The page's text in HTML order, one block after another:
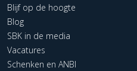
Blijf op de hoogte
Blog
SBK in de media
Vacatures
Schenken en ANBI